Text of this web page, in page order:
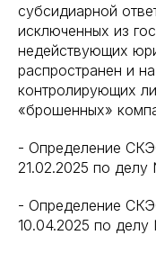
субсидиарной
исключенных из
недействующих
распространен и
контролирующих
«брошенных»
- Определение
21.02.2025 по
- Определение
10.04.2025 по